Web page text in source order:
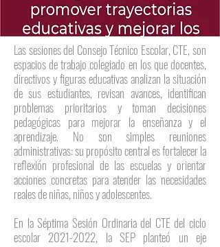
Las sesiones del Consejo Técnico Escolar, CTE, son
espacios de trabajo colegiado en los que docentes,
directivos y figuras educativas analizan la situación
de sus estudiantes, revisan avances, identifican
problemas prioritarios y toman decisiones
pedagógicas para mejorar la enseñanza y el
aprendizaje. No son simples reuniones
administrativas: su propósito central es fortalecer la
reflexión profesional de las escuelas y orientar
acciones concretas para atender las necesidades
reales de niñas, niños y adolescentes.
En la Séptima Sesión Ordinaria del CTE del ciclo
escolar 2021-2022, la SEP planteó un eje